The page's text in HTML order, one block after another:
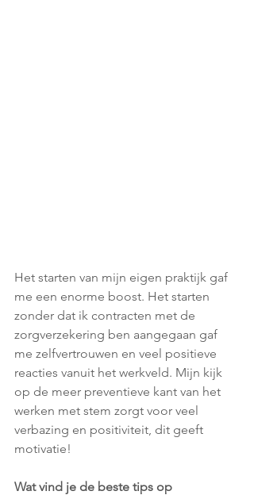
Het starten van mijn eigen praktijk gaf
me een enorme boost. Het starten
zonder dat ik contracten met de
zorgverzekering ben aangegaan gaf
me zelfvertrouwen en veel positieve
reacties vanuit het werkveld. Mijn kijk
op de meer preventieve kant van het
werken met stem zorgt voor veel
verbazing en positiviteit, dit geeft
motivatie!
Wat vind je de beste tips op